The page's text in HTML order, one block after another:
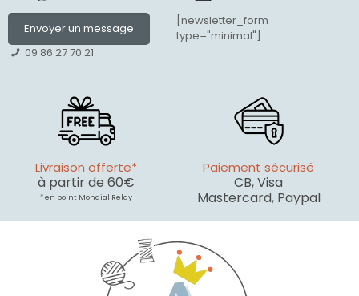
Envoyer un message
09 86 27 70 21
[newsletter_form
type="minimal"]
Livraison offerte*
à partir de 60€
* en point Mondial Relay
Paiement sécurisé
CB, Visa
Mastercard, Paypal